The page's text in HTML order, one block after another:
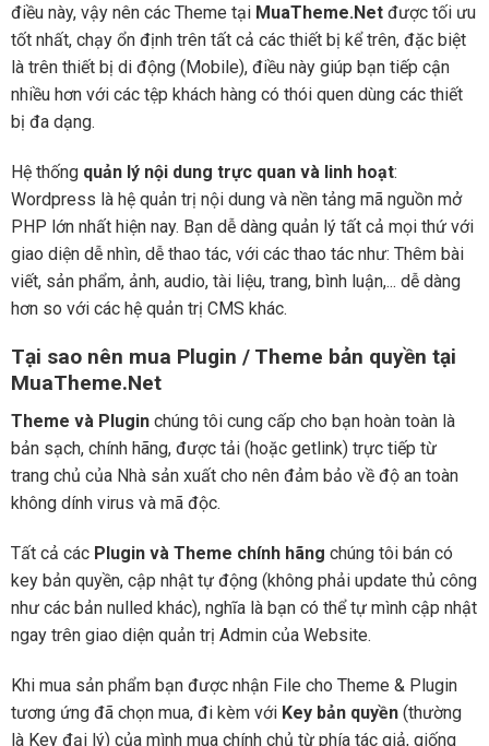
điều này, vậy nên các Theme tại MuaTheme.Net được tối ưu
tốt nhất, chạy ổn định trên tất cả các thiết bị kể trên, đặc biệt
là trên thiết bị di động (Mobile), điều này giúp bạn tiếp cận
nhiều hơn với các tệp khách hàng có thói quen dùng các thiết
bị đa dạng.
Hệ thống quản lý nội dung trực quan và linh hoạt:
Wordpress là hệ quản trị nội dung và nền tảng mã nguồn mở
PHP lớn nhất hiện nay. Bạn dễ dàng quản lý tất cả mọi thứ với
giao diện dễ nhìn, dễ thao tác, với các thao tác như: Thêm bài
viết, sản phẩm, ảnh, audio, tài liệu, trang, bình luận,... dễ dàng
hơn so với các hệ quản trị CMS khác.
Tại sao nên mua Plugin / Theme bản quyền tại
MuaTheme.Net
Theme và Plugin chúng tôi cung cấp cho bạn hoàn toàn là
bản sạch, chính hãng, được tải (hoặc getlink) trực tiếp từ
trang chủ của Nhà sản xuất cho nên đảm bảo về độ an toàn
không dính virus và mã độc.
Tất cả các Plugin và Theme chính hãng chúng tôi bán có
key bản quyền, cập nhật tự động (không phải update thủ công
như các bản nulled khác), nghĩa là bạn có thể tự mình cập nhật
ngay trên giao diện quản trị Admin của Website.
Khi mua sản phẩm bạn được nhận File cho Theme & Plugin
tương ứng đã chọn mua, đi kèm với Key bản quyền (thường
là Key đại lý) của mình mua chính chủ từ phía tác giả, giống